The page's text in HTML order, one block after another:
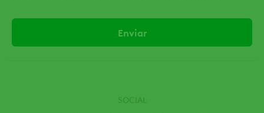
SOCIAL